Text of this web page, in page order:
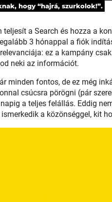
hogy “hajrá, szurkolok!”.
teljesít a Search és hozza a
3 hónappal a fiók
ez a kampány
neki az információt.
minden fontos, de ez még
csúcsra pörögni (pár
a teljes felállás. Eddig
a közönséggel, kit